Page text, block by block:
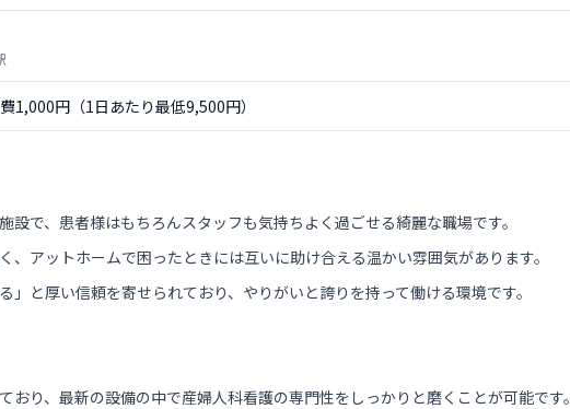
1,000円（1日あたり最低9,500円）
設で、患者様はもちろんスタッフも気持ちよく過ごせる綺麗な職場です。
、アットホームで困ったときには互いに助け合える温かい雰囲気があります。
と厚い信頼を寄せられており、やりがいと誇りを持って働ける環境です。
おり、最新の設備の中で産婦人科看護の専門性をしっかりと磨くことが可能です。